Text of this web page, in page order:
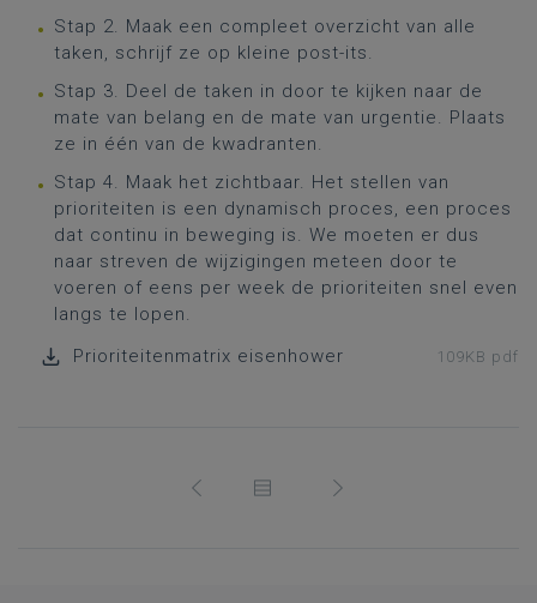
Stap 2. Maak een compleet overzicht van alle
taken, schrijf ze op kleine post-its.
Stap 3. Deel de taken in door te kijken naar de
mate van belang en de mate van urgentie. Plaats
ze in één van de kwadranten.
Stap 4. Maak het zichtbaar. Het stellen van
prioriteiten is een dynamisch proces, een proces
dat continu in beweging is. We moeten er dus
naar streven de wijzigingen meteen door te
voeren of eens per week de prioriteiten snel even
langs te lopen.
Prioriteitenmatrix eisenhower
109KB pdf